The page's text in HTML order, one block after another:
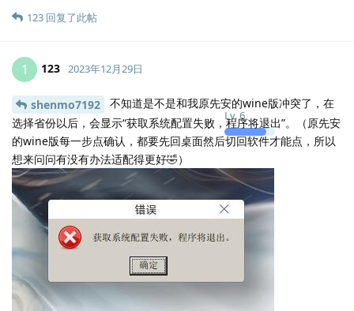
123 回复了此帖
1 123
Lv.6
2023年12月29日
shenmo7192
不知道是不是和我原先安的wine版冲突了，在
选择省份以后，会显示“获取系统配置失败，程序将退出”。（原先安
的wine版每一步点确认，都要先回桌面然后切回软件才能点，所以
想来问问有没有办法适配得更好🤣）